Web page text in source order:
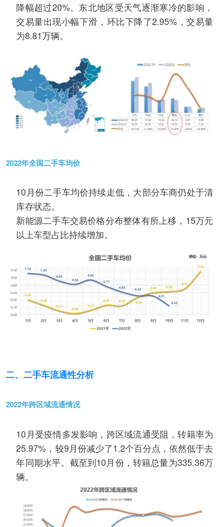
降幅超过20%。东北地区受天气逐渐寒冷的影响，
交易量出现小幅下滑，环比下降了2.95%，交易量
为8.81万辆。
2022年全国二手车均价
10月份二手车均价持续走低，大部分车商仍处于清
库存状态。
新能源二手车交易价格分布整体有所上移，15万元
以上车型占比持续增加。
二、二手车流通性分析
2022年跨区域流通情况
10月受疫情多发影响，跨区域流通受阻，转籍率为
25.97%，较9月份减少了1.2个百分点，依然低于去
年同期水平。截至到10月份，转籍总量为335.36万
辆。